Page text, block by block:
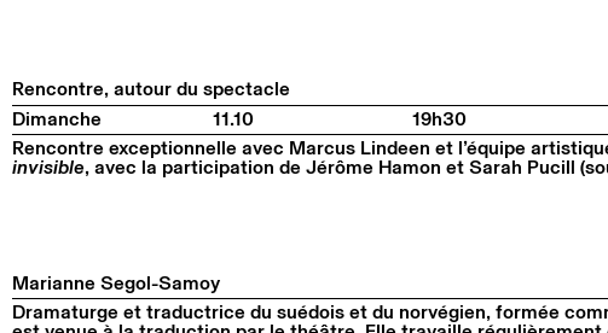
Rencontre, autour du spectacle
Dimanche
11.10
19h30
Rencontre exceptionnelle avec Marcus Lindeen et l’équipe
invisible, avec la participation de Jérôme Hamon et Sarah Pucill
Marianne Segol-Samoy
Dramaturge et traductrice du suédois et du norvégien, formée